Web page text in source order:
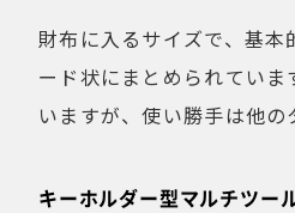
財布に入るサイズで、基本
ード状にまとめられていま
いますが、使い勝手は他の
キーホルダー型マルチツー